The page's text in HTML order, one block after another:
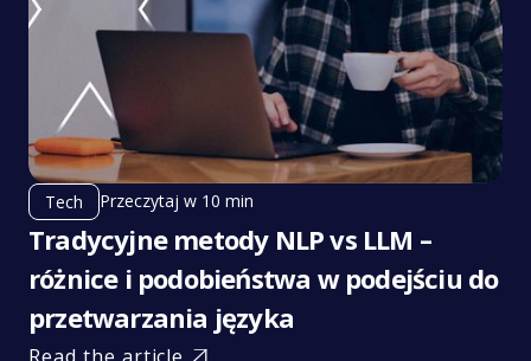
Tech Przeczytaj w 10 min
Tradycyjne metody NLP vs LLM –
różnice i podobieństwa w podejściu do
przetwarzania języka
